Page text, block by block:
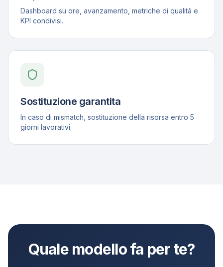
Dashboard su ore, avanzamento, metriche di qualità e
KPI condivisi.
Sostituzione garantita
In caso di mismatch, sostituzione della risorsa entro 5
giorni lavorativi.
Quale modello fa per te?